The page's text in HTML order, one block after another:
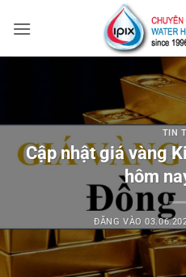
qua
TIN
Cập nhật giá vàng
hôm
ĐĂNG VÀO